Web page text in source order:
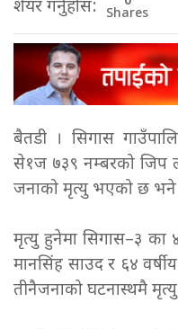
शेयर गर्नुहोस: Shares
बैतडी । सिगास
से१ज ७३९ नम्बरको जिप
जनाको मृत्यु भएको छ
मृत्यु हुनेमा सिगास–३ का
मानसिंह साउद र ६४
तीनैजनाको घटनास्थमै